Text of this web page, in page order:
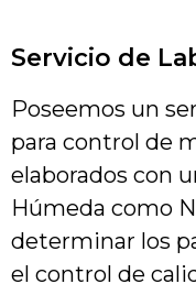
Servicio de
Poseemos un
para control de
elaborados con
Húmeda como
determinar los
el control de